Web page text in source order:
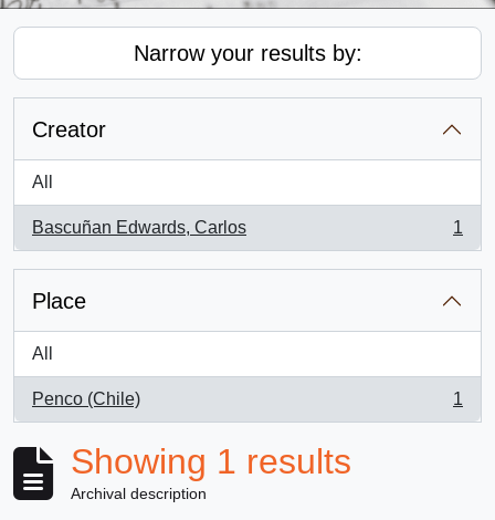
Narrow your results by:
Creator
All
Bascuñan Edwards, Carlos
, 1 results
1
Place
All
Penco (Chile)
, 1 results
1
Showing 1 results
Archival description